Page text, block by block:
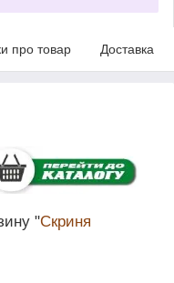
про товар Доставка
"Скриня